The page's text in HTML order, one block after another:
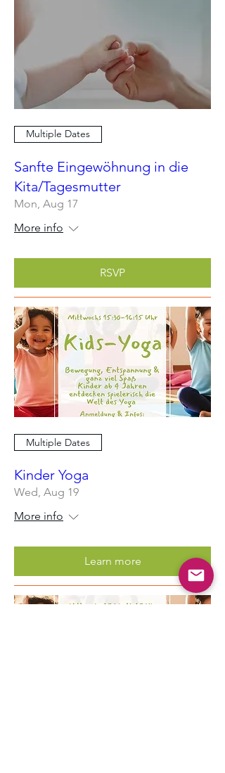
Multiple Dates
Sanfte Eingewöhnung in die
Kita/Tagesmutter
Mon, Aug 17
More info
RSVP
Multiple Dates
Kinder Yoga
Wed, Aug 19
More info
Learn more